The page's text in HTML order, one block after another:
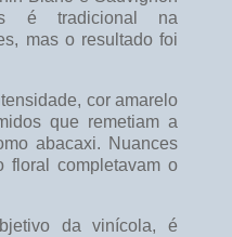
é tradicional na
mas o resultado foi
cor amarelo
que remetiam a
abacaxi. Nuances
floral completavam o
da vinícola, é